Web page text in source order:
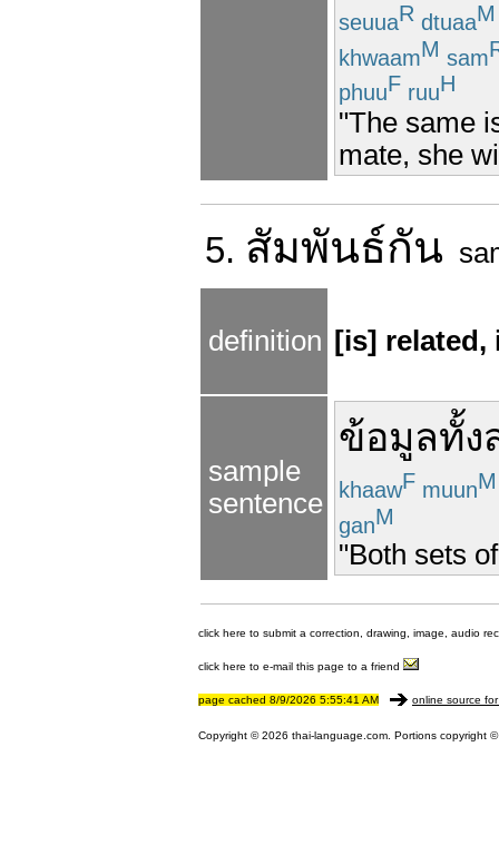
seuuaR dtuaaM
khwaamM sam
phuuF ruuH
"The same
mate, she
5. สัมพันธ์กัน
definition [is] related,
sample
sentence
ข้อมูลทั้ง
khaawF muunM
ganM
"Both sets
click here to submit a correction, drawing, image, audio
click here to e-mail this page to a friend
page cached 8/9/2026 5:55:41 AM online source
Copyright © 2026 thai-language.com. Portions copyright